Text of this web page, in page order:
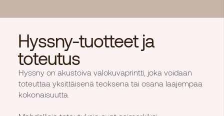
Hyssny-tuotteet ja
toteutus
Hyssny on akustoiva valokuvaprintti, joka voidaan
toteuttaa yksittäisenä teoksena tai osana laajempaa
kokonaisuutta.